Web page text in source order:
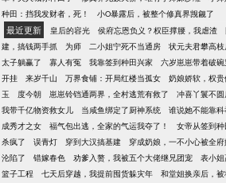
种田：挡我发财者，死！
小O暴露后，被整个修真界觊觎了
最近更新 皇后的容光 侯府忘恩负义？权臣撑腰，我虐渣
建，搞钱两手抓
为师 二小姐宁死不当通房 状元夫君攀高
太子躺赢了
寡人有冤 我靠签到种田兴家 六岁崽崽带着破
开挂
来岁千山 万界食铺：开局红楼当孤女 奶娘娇软，权
玉
度今朝 崽崽铃铛通两界，全村逃荒有救了 冲喜丫鬟不
我带千亿物资救女儿
当咸鱼绑定了厨神系统 谁说她不能靠
成秀才之女
福气包出逃，全家的气运我夺了！ 女帝从签到
杀疯了
误青灯 穿到大汉搞基建 穿成奶娘，一不小心被全府
沦陷了
错嫁春色 劝爹入赘，我被五个大佬继兄团宠 表小
篮子工程
七天后穿越，我提前囤货躲灾年 和堂姐换亲后，